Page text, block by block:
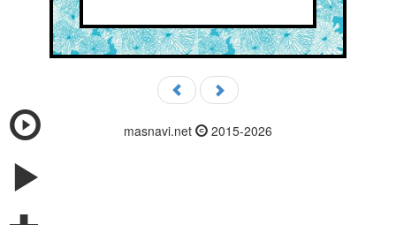
masnavi.net 2015-2026